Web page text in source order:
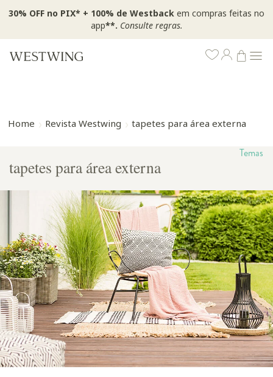
30% OFF no PIX* + 100% de Westback em compras feitas no
app**. Consulte regras.
Home Revista Westwing tapetes para área externa
Temas
tapetes para área externa